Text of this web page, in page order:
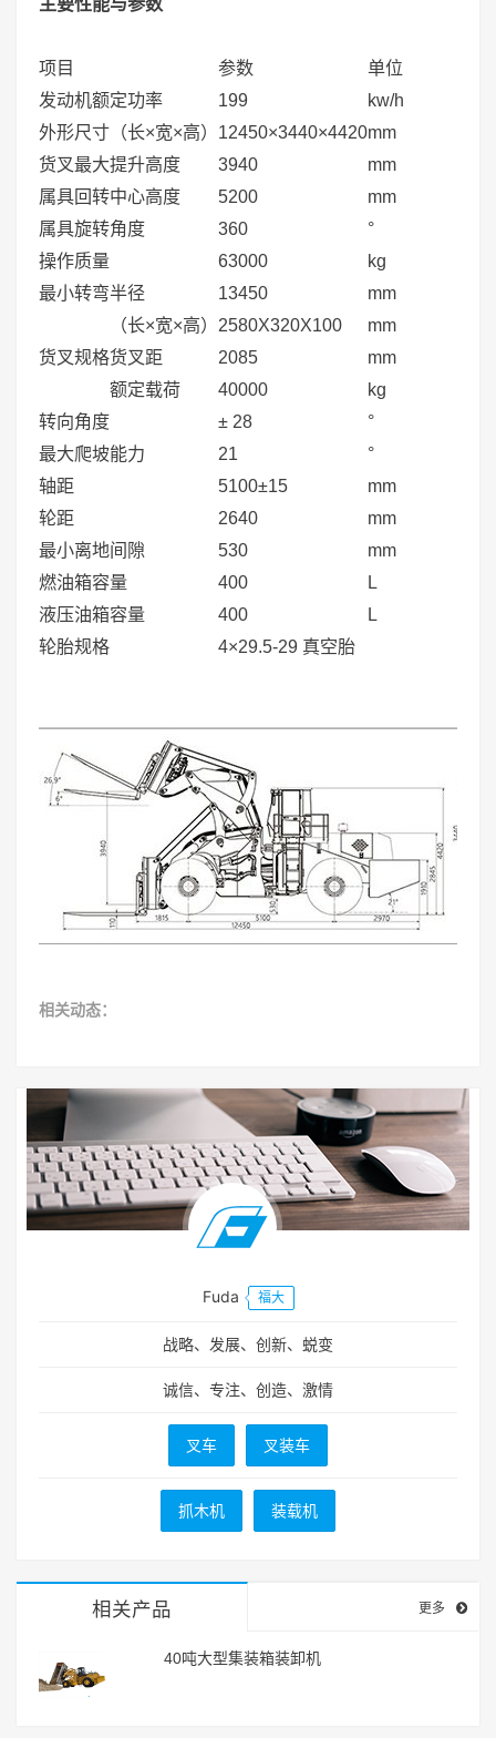
项目 参数
单位
发动机额定功率
199
kw/h
外形尺寸（长×宽×高） 12450×3440×4420mm
货叉最大提升高度
3940
mm
属具回转中心高度
5200
mm
属具旋转角度
360
°
操作质量
63000
kg
最小转弯半径
13450 mm
货叉规格
（长×宽×高） 2580X320X100
mm
货叉距
2085
mm
额定载荷
40000
kg
转向角度
± 28
°
最大爬坡能力
21
°
轴距
5100±15
mm
轮距
2640
mm
最小离地间隙
530
mm
燃油箱容量
400
L
液压油箱容量
400
L
轮胎规格
4×29.5-29 真空胎
相关动态：
Fuda 福大
战略、发展、创新、蜕变
诚信、专注、创造、激情
叉车 叉装车
抓木机 装载机
相关产品 更多
40吨大型集装箱装卸机